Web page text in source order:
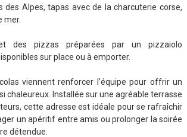
Alpes, tapas avec de la charcuterie corse,
mer.
des pizzas préparées par un pizzaiolo
sur place ou à emporter.
viennent renforcer l’équipe pour offrir un
chaleureux. Installée sur une agréable terrasse
cette adresse est idéale pour se rafraîchir
un apéritif entre amis ou prolonger la soirée
détendue.